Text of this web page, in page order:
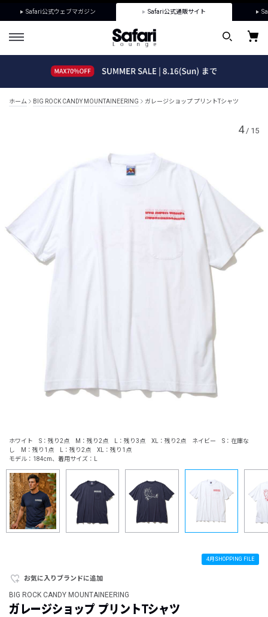
Safari公式ウェブマガジン Safari公式通販サイト
ホーム BIG ROCK CANDY MOUNTAINEERING ガレージショップ プリントTシャツ
ホワイト S：残り2点 M：残り2点 L：残り3点 XL：残り2点 ネイビー S：在庫な
し M：残り1点 L：残り2点 XL：残り1点
モデル：184cm、着用サイズ：L
4/ 15
4月SHOPPING FILE
お気に入りブランドに追加
BIG ROCK CANDY MOUNTAINEERING
ガレージショップ プリントTシャツ